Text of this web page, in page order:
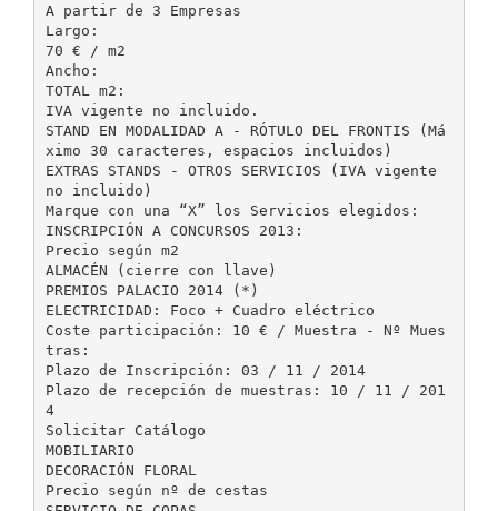
A partir de 3 Empresas
Largo:
70 € / m2
Ancho:
TOTAL m2:
IVA vigente no incluido.
STAND EN MODALIDAD A - RÓTULO DEL FRONTIS (Má
ximo 30 caracteres, espacios incluidos)
EXTRAS STANDS - OTROS SERVICIOS (IVA vigente
no incluido)
Marque con una “X” los Servicios elegidos:
INSCRIPCIÓN A CONCURSOS 2013:
Precio según m2
ALMACÉN (cierre con llave)
PREMIOS PALACIO 2014 (*)
ELECTRICIDAD: Foco + Cuadro eléctrico
Coste participación: 10 € / Muestra - Nº Mues
tras:
Plazo de Inscripción: 03 / 11 / 2014
Plazo de recepción de muestras: 10 / 11 / 201
4
Solicitar Catálogo
MOBILIARIO
DECORACIÓN FLORAL
Precio según nº de cestas